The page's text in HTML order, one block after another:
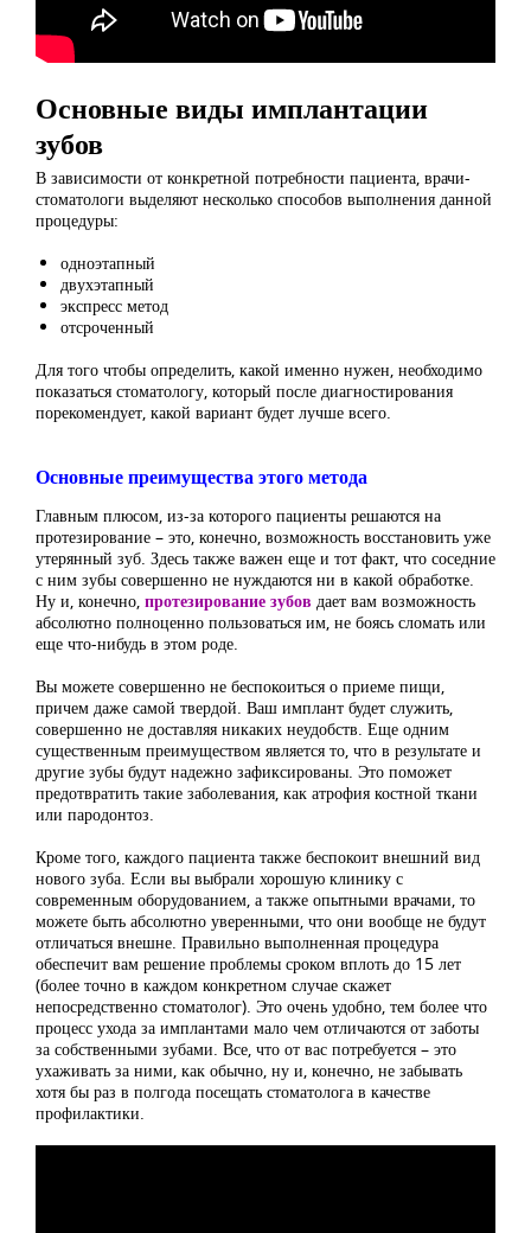
Основные виды имплантации
зубов
В зависимости от конкретной потребности пациента, врачи-
стоматологи выделяют несколько способов выполнения данной
процедуры:
одноэтапный
двухэтапный
экспресс метод
отсроченный
Для того чтобы определить, какой именно нужен, необходимо
показаться стоматологу, который после диагностирования
порекомендует, какой вариант будет лучше всего.
Основные преимущества этого метода
Главным плюсом, из-за которого пациенты решаются на
протезирование – это, конечно, возможность восстановить уже
утерянный зуб. Здесь также важен еще и тот факт, что соседние
с ним зубы совершенно не нуждаются ни в какой обработке.
Ну и, конечно, протезирование зубов дает вам возможность
абсолютно полноценно пользоваться им, не боясь сломать или
еще что-нибудь в этом роде.
Вы можете совершенно не беспокоиться о приеме пищи,
причем даже самой твердой. Ваш имплант будет служить,
совершенно не доставляя никаких неудобств. Еще одним
существенным преимуществом является то, что в результате и
другие зубы будут надежно зафиксированы. Это поможет
предотвратить такие заболевания, как атрофия костной ткани
или пародонтоз.
Кроме того, каждого пациента также беспокоит внешний вид
нового зуба. Если вы выбрали хорошую клинику с
современным оборудованием, а также опытными врачами, то
можете быть абсолютно уверенными, что они вообще не будут
отличаться внешне. Правильно выполненная процедура
обеспечит вам решение проблемы сроком вплоть до 15 лет
(более точно в каждом конкретном случае скажет
непосредственно стоматолог). Это очень удобно, тем более что
процесс ухода за имплантами мало чем отличаются от заботы
за собственными зубами. Все, что от вас потребуется – это
ухаживать за ними, как обычно, ну и, конечно, не забывать
хотя бы раз в полгода посещать стоматолога в качестве
профилактики.